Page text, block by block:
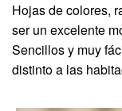
Hojas de colores,
ser un excelente
Sencillos y muy
distinto a las